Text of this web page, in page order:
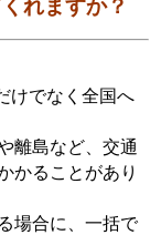
れますか？
けでなく全国へ
離島など、交通
かることがあり
場合に、一括で